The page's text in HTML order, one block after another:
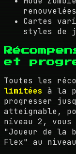
renouvelées
Cartes
styles de
et
Toutes les
limitées à la
progresser
atteignable,
niveau 2, vous
"Joueur de la
Flex" au